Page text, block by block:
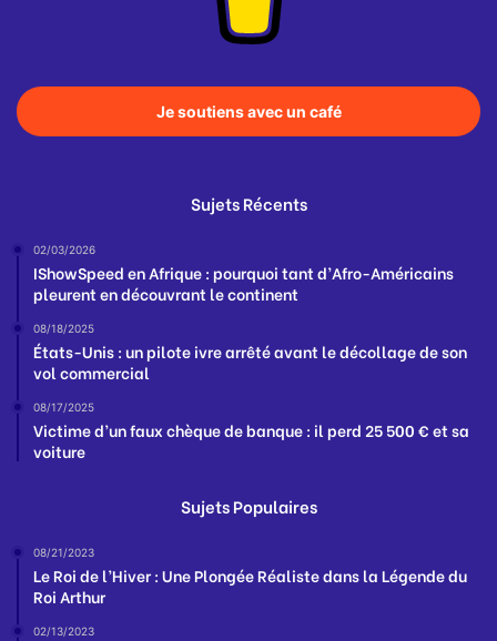
Je soutiens avec un café
Sujets Récents
02/03/2026
IShowSpeed en Afrique : pourquoi tant d’Afro-Américains
pleurent en découvrant le continent
08/18/2025
États-Unis : un pilote ivre arrêté avant le décollage de son
vol commercial
08/17/2025
Victime d’un faux chèque de banque : il perd 25 500 € et sa
voiture
Sujets Populaires
08/21/2023
Le Roi de l’Hiver : Une Plongée Réaliste dans la Légende du
Roi Arthur
02/13/2023